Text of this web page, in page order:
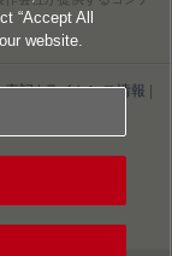
表記|ライセンス情報
“Accept All
website.